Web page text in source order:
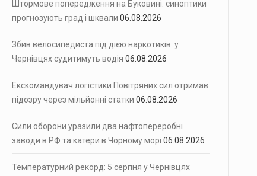
Штормове попередження на Буковині: синоптики
прогнозують град і шквали 06.08.2026
Збив велосипедиста під дією наркотиків: у
Чернівцях судитимуть водія 06.08.2026
Екскомандувач логістики Повітряних сил отримав
підозру через мільйонні статки 06.08.2026
Сили оборони уразили два нафтопереробні
заводи в РФ та катери в Чорному морі 06.08.2026
Температурний рекорд: 5 серпня у Чернівцях